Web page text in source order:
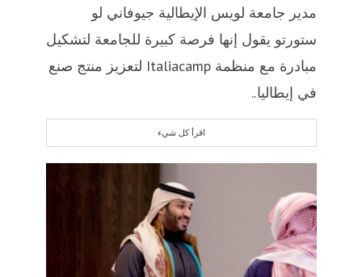
مدير جامعة لويس الإيطالية جيوفاني لو
ستورتو يقول إنها فرصة كبيرة للجامعة لتشكيل
مبادرة مع منظمة Italiacamp لتعزيز منتج صنع
في إيطاليا..
اقرأ كل شيء